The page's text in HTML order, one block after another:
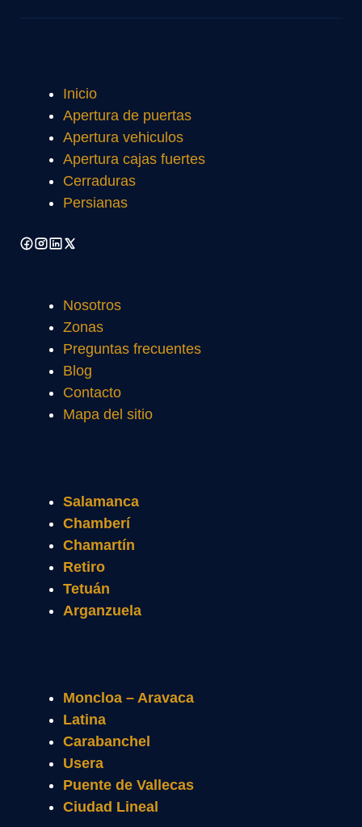
Inicio
Apertura de puertas
Apertura vehiculos
Apertura cajas fuertes
Cerraduras
Persianas
Nosotros
Zonas
Preguntas frecuentes
Blog
Contacto
Mapa del sitio
Salamanca
Chamberí
Chamartín
Retiro
Tetuán
Arganzuela
Moncloa – Aravaca
Latina
Carabanchel
Usera
Puente de Vallecas
Ciudad Lineal